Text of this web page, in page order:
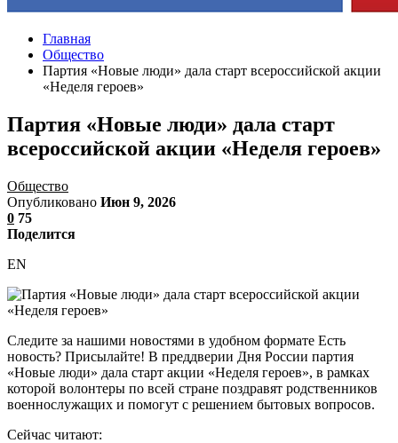
Главная
Общество
Партия «Новые люди» дала старт всероссийской акции
«Неделя героев»
Партия «Новые люди» дала старт
всероссийской акции «Неделя героев»
Общество
Опубликовано Июн 9, 2026
0 75
Поделится
EN
Следите за нашими новостями в удобном формате Есть
новость? Присылайте! В преддверии Дня России партия
«Новые люди» дала старт акции «Неделя героев», в рамках
которой волонтеры по всей стране поздравят родственников
военнослужащих и помогут с решением бытовых вопросов.
Сейчас читают: